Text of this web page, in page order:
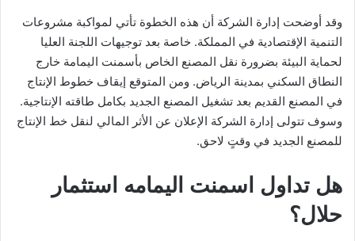
وقد أوضحت إدارة الشركة أن هذه الخطوة تأتي لمواكبة مشروعات
التنمية الإقتصادية في المملكة. خاصة بعد توجيهات اللجنة العليا
لحماية البيئة بضرورة نقل المصنع الخاص بأسمنت اليمامة خارج
النطاق السكني بمدينة الرياض. ومن المتوقع إيقاف خطوط الإنتاج
في المصنع القديم بعد تشغيل المصنع الجديد بكامل طاقته الإنتاجية.
وسوف تتولى إدارة الشركة الإعلان عن الأثر المالي لنقل خط الإنتاج
للمصنع الجديد في وقتٍ لاحق.
هل تداول اسمنت اليمامه استثمار
حلال؟